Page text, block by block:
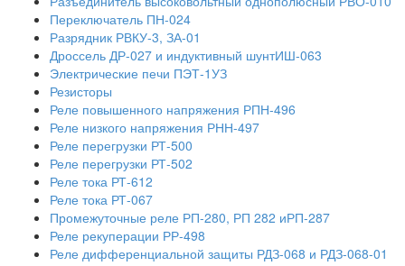
Переключатель ПН-024
Разрядник РВКУ-3, ЗА-01
Дроссель ДР-027 и индуктивный шунтИШ-063
Электрические печи ПЭТ-1УЗ
Резисторы
Реле повышенного напряжения РПН-496
Реле низкого напряжения РНН-497
Реле перегрузки РТ-500
Реле перегрузки РТ-502
Реле тока РТ-612
Реле тока РТ-067
Промежуточные реле РП-280, РП 282 иРП-287
Реле рекуперации РР-498
Реле дифференциальной защиты РДЗ-068 и РДЗ-068-01